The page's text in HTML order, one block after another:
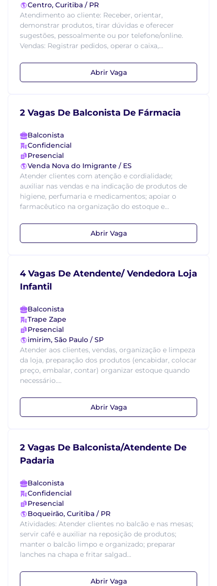
Centro, Curitiba / PR
Atendimento ao cliente: Receber, orientar,
demonstrar produtos, tirar dúvidas e oferecer
sugestões, pessoalmente ou por telefone/online.
Vendas: Registrar pedidos, operar o caixa,...
Abrir Vaga
2 Vagas De Balconista De Fármacia
Balconista
Confidencial
Presencial
Venda Nova do Imigrante / ES
Atender clientes com atenção e cordialidade;
auxiliar nas vendas e na indicação de produtos de
higiene, perfumaria e medicamentos; apoiar o
farmacêutico na organização do estoque e...
Abrir Vaga
4 Vagas De Atendente/ Vendedora Loja
Infantil
Balconista
Trape Zape
Presencial
imirim, São Paulo / SP
Atender aos clientes, vendas, organização e limpeza
da loja, preparação dos produtos (encabidar, colocar
preço, embalar, contar) organizar estoque quando
necessário....
Abrir Vaga
2 Vagas De Balconista/Atendente De
Padaria
Balconista
Confidencial
Presencial
Boqueirão, Curitiba / PR
Atividades: Atender clientes no balcão e nas mesas;
servir café e auxiliar na reposição de produtos;
manter o balcão limpo e organizado; preparar
lanches na chapa e fritar salgad...
Abrir Vaga